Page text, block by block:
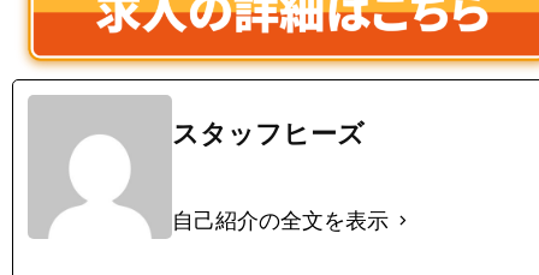
スタッフヒーズ
自己紹介の全文を表示